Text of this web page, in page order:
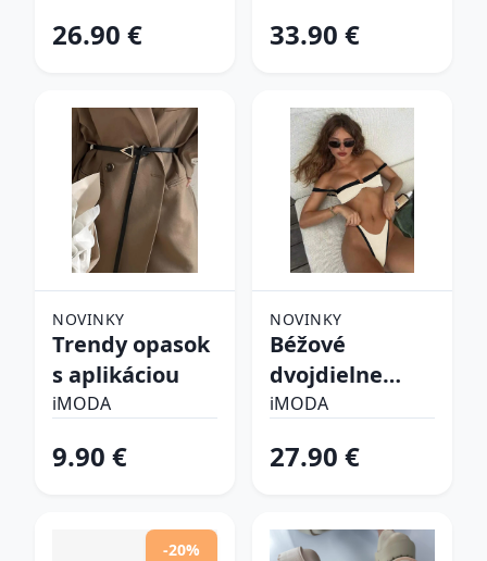
26.90 € 33.90 €
NOVINKY
Trendy opasok
s aplikáciou
iMODA
9.90 €
NOVINKY
Béžové
dvojdielne
plavky
iMODA
27.90 €
-20%